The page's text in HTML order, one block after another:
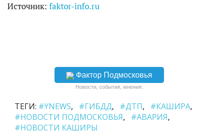
Источник: faktor-info.ru
Фактор Подмосковья
Новости, события, мнения.
ТЕГИ: #YNEWS #ГИБДД #ДТП
#КАШИРА
#НОВОСТИ ПОДМОСКОВЬЯ
#АВАРИЯ
#НОВОСТИ КАШИРЫ